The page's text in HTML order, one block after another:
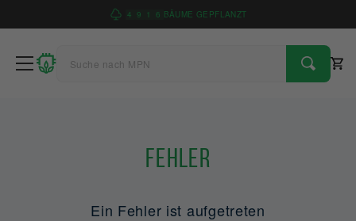
4 9 1 6 BÄUME GEPFLANZT
Fehler
Ein Fehler ist aufgetreten